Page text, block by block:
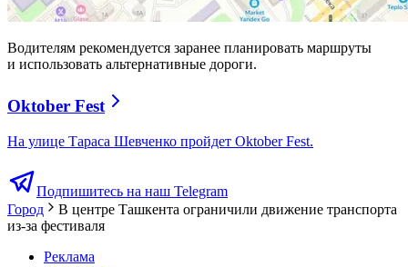
Водителям рекомендуется заранее планировать маршруты
и использовать альтернативные дороги.
Oktober Fest
На улице Тараса Шевченко пройдет Oktober Fest.
Подпишитесь на наш Telegram
Город
В центре Ташкента ограничили движение транспорта
из-за фестиваля
Реклама